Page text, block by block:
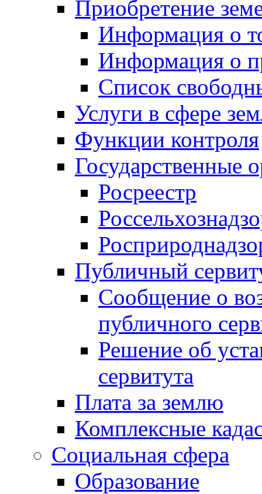
Приобретение
Информация о
Информация о
Список
Услуги в сфере
Функции контроля
Государственные
Росреестр
Публичный
Сообщение о
публичного
Решение об
сервитута
Плата за землю
Комплексные
Социальная сфера
Образование